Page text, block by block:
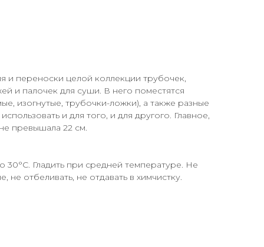
и переноски целой коллекции трубочек,
и палочек для суши. В него поместятся
изогнутые, трубочки-ложки), а также разные
и для того, и для другого. Главное,
превышала 22 см.
30°C. Гладить при средней температуре. Не
не отбеливать, не отдавать в химчистку.